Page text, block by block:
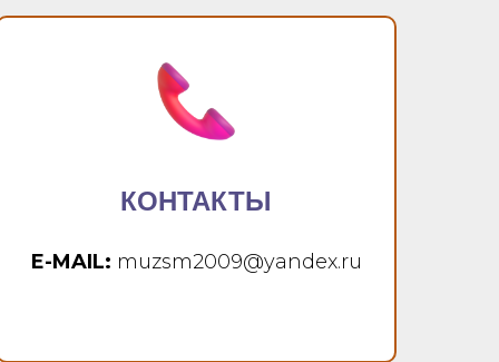
КОНТАКТЫ
E-MAIL: muzsm2009@yandex.ru